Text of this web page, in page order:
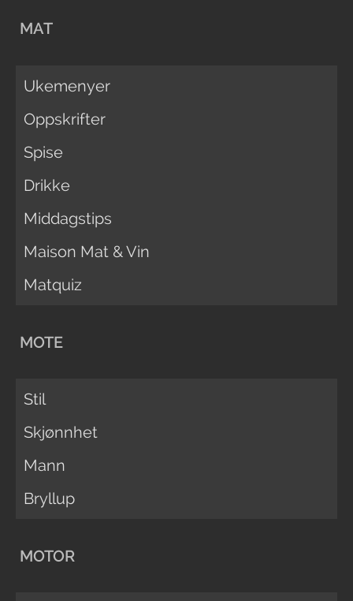
MAT
Ukemenyer
Oppskrifter
Spise
Drikke
Middagstips
Maison Mat & Vin
Matquiz
MOTE
Stil
Skjønnhet
Mann
Bryllup
MOTOR